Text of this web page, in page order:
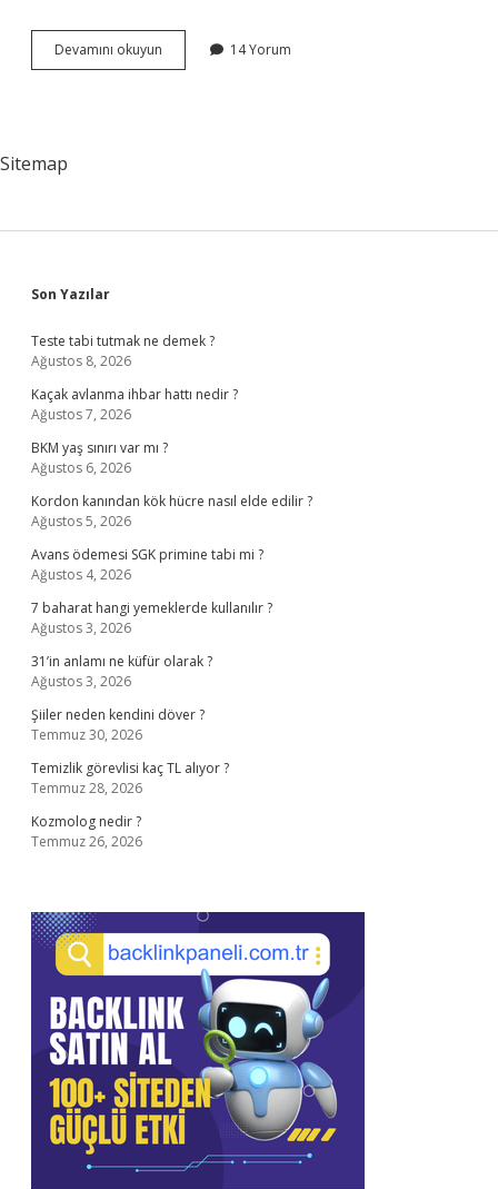
Devamını okuyun
Telekom
14 Yorum
Sitemap
Sidebar
Son Yazılar
Teste tabi tutmak ne demek ?
Ağustos 8, 2026
Kaçak avlanma ihbar hattı nedir ?
Ağustos 7, 2026
BKM yaş sınırı var mı ?
Ağustos 6, 2026
Kordon kanından kök hücre nasıl elde edilir ?
Ağustos 5, 2026
Avans ödemesi SGK primine tabi mi ?
Ağustos 4, 2026
7 baharat hangi yemeklerde kullanılır ?
Ağustos 3, 2026
31’in anlamı ne küfür olarak ?
Ağustos 3, 2026
Şiiler neden kendini döver ?
Temmuz 30, 2026
Temizlik görevlisi kaç TL alıyor ?
Temmuz 28, 2026
Kozmolog nedir ?
Temmuz 26, 2026